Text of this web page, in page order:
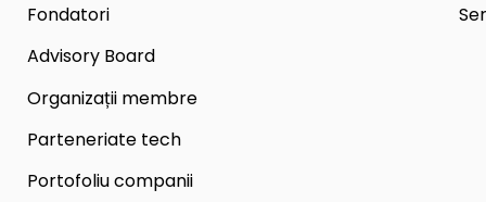
Fondatori
Advisory Board
Organizații membre
Parteneriate tech
Portofoliu companii